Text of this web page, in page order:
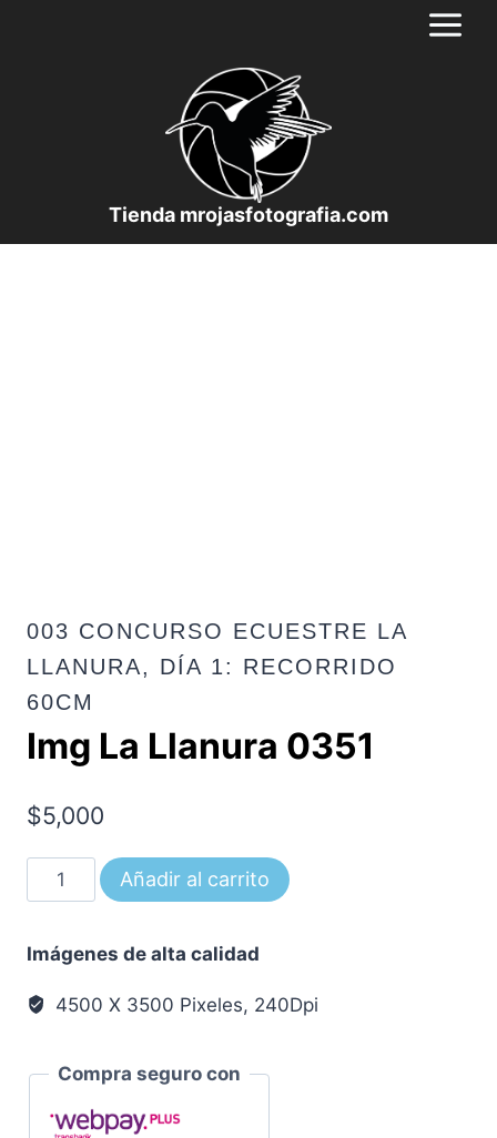
Tienda mrojasfotografia.com
003 CONCURSO ECUESTRE LA
LLANURA, DÍA 1: RECORRIDO
60CM
Img La Llanura 0351
$5,000
La
0351
cantidad
Añadir al carrito
Imágenes de alta calidad
4500 X 3500 Pixeles, 240Dpi
Compra seguro con